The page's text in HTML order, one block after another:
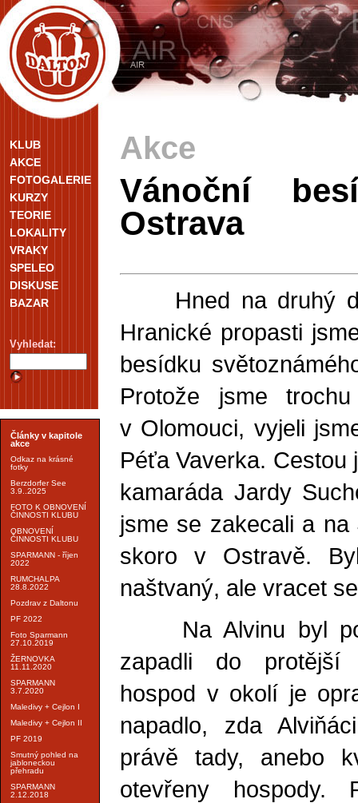
KLUB
AKCE
FOTOGALERIE
KURZY
TEORIE
LOKALITY
VRAKY
SPELEO
DISKUSE
BAZAR
Vyhledat:
Články v kapitole
akce
Odkaz na krásné
fotky
Berzdorfer See
3.9..2025
FOTO K OBNOVENÍ
ČINNOSTI KLUBU
OBNOVENÍ
ČINNOSTI KLUBU
SPARMANN - říjen
2022
RUMCHALPA
28.8.2022
Pozdrav z Daltonu
PF 2022
Foto Sparmann
27.10.2019
ŽERNOVKA
11.11.2020
SPARMANN
3.7.2020
Maledivy + Cejlon I
Maledivy + Cejlon II
PF 2019
Smutný pohled na
jabloneckou
přehradu
SPARMANN
2.12.2018
Akce
Vánoční
Ostrava
Hned na druhý
Hranické propasti
besídku
Protože jsme
v Olomouci, vyjeli
Péťa Vaverka. Cestou
kamaráda Jardy
jsme se zakecali a
skoro v Ostravě.
naštvaný, ale vracet
Na Alvinu byl
zapadli do protější
hospod v okolí je
napadlo, zda
právě tady, anebo
otevřeny hospody.